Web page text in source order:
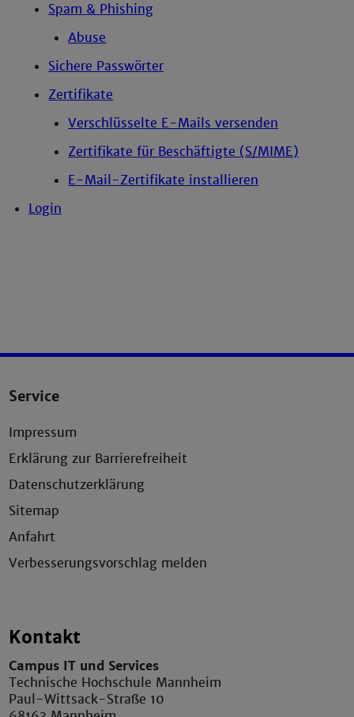
Spam & Phishing
Abuse
Sichere Passwörter
Zertifikate
Verschlüsselte E-Mails versenden
Zertifikate für Beschäftigte (S/MIME)
E-Mail-Zertifikate installieren
Login
Service
Impressum
Erklärung zur Barrierefreiheit
Datenschutzerklärung
Sitemap
Anfahrt
Verbesserungsvorschlag melden
Kontakt
Campus IT und Services
Technische Hochschule Mannheim
Paul-Wittsack-Straße 10